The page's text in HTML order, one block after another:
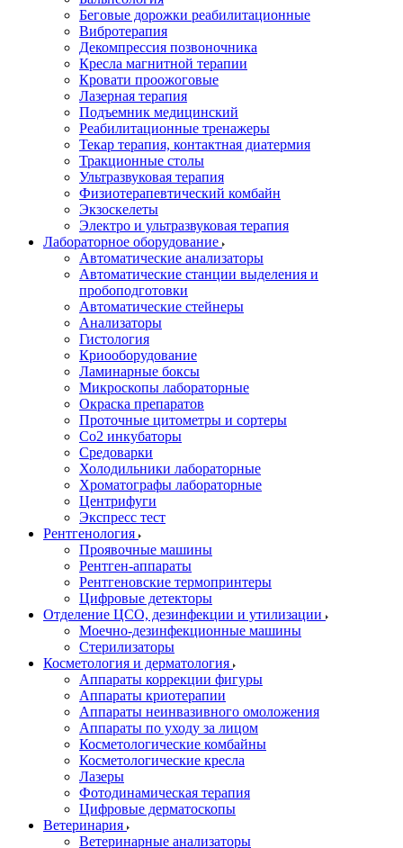
Беговые дорожки реабилитационные
Вибротерапия
Декомпрессия позвоночника
Кресла магнитной терапии
Кровати проожоговые
Лазерная терапия
Подъемник медицинский
Реабилитационные тренажеры
Текар терапия, контактная диатермия
Тракционные столы
Ультразвуковая терапия
Физиотерапевтический комбайн
Экзоскелеты
Электро и ультразвуковая терапия
Лабораторное оборудование
Автоматические анализаторы
Автоматические станции выделения и
пробоподготовки
Автоматические стейнеры
Анализаторы
Гистология
Криооборудование
Ламинарные боксы
Микроскопы лабораторные
Окраска препаратов
Проточные цитометры и сортеры
Со2 инкубаторы
Средоварки
Холодильники лабораторные
Хроматографы лабораторные
Центрифуги
Экспресс тест
Рентгенология
Проявочные машины
Рентген-аппараты
Рентгеновские термопринтеры
Цифровые детекторы
Отделение ЦСО, дезинфекции и утилизации
Моечно-дезинфекционные машины
Стерилизаторы
Косметология и дерматология
Аппараты коррекции фигуры
Аппараты криотерапии
Аппараты неинвазивного омоложения
Аппараты по уходу за лицом
Косметологические комбайны
Косметологические кресла
Лазеры
Фотодинамическая терапия
Цифровые дерматоскопы
Ветеринария
Ветеринарные анализаторы